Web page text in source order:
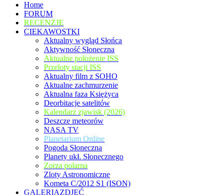
Home
FORUM
RECENZJE
CIEKAWOSTKI
Aktualny wygląd Słońca
Aktywność Słoneczna
Aktualne położenie ISS
Przeloty stacji ISS
Aktualny film z SOHO
Aktualne zachmurzenie
Aktualna faza Księżyca
Deorbitacje satelitów
Kalendarz zjawisk (2026)
Deszcze meteorów
NASA TV
Planetarium Online
Pogoda Słoneczna
Planety ukł. Słonecznego
Zorza polarna
Zloty Astronomiczne
Kometa C/2012 S1 (ISON)
GALERIAZDJĘĆ